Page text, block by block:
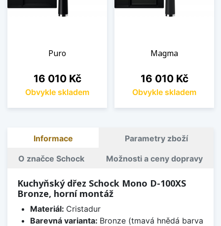
Puro
Cena
16 010 Kč
Obvykle skladem
Magma
Cena
16 010 Kč
Obvykle skladem
Informace Parametry zboží
O značce Schock Možnosti a ceny dopravy
Kuchyňský dřez Schock Mono D-100XS
Bronze, horní montáž
Materiál: Cristadur
Barevná varianta: Bronze (tmavá hnědá barva